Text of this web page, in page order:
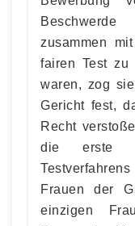
zusammen
fairen Test zu
waren, zog
Gericht fest,
Recht
die erste
Frauen der
einzigen